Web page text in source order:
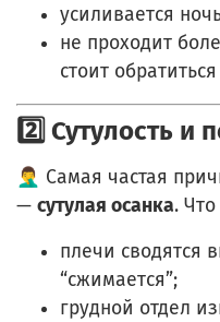
усиливается
не проходит
стоит
2️⃣ Сутулость и
🤦‍♂️ Самая частая
— сутулая осанка.
плечи сводятся
“сжимается”;
грудной отдел